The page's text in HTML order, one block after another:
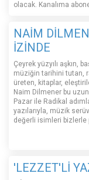
olacak. Kanalıma
NAİM
İZİNDE
Çeyrek yüzyılı aşkın,
müziğin tarihini tutan,
üreten, kitaplar,
Naim Dilmener bu
Pazar ile Radikal
yazılarıyla, müzik
değerli isimleri bizlerle
'LEZZET'Lİ